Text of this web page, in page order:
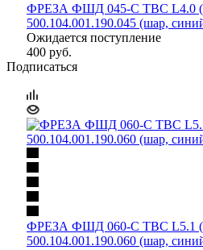
ФРЕЗА ФШД 045-С ТВС L4.0
500.104.001.190.045 (шар,
Ожидается поступление
400 руб.
Подписаться
ФРЕЗА ФШД 060-С ТВС L5.1
500.104.001.190.060 (шар,